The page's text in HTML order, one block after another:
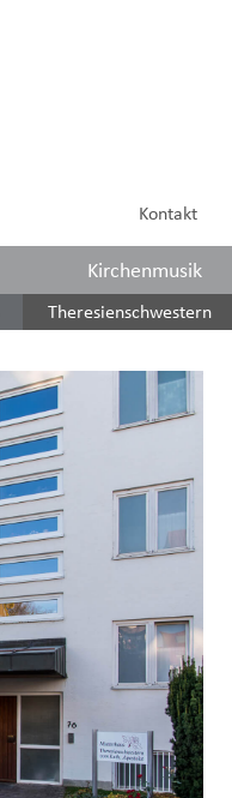
Kontakt
Kirchenmusik
Theresienschwestern